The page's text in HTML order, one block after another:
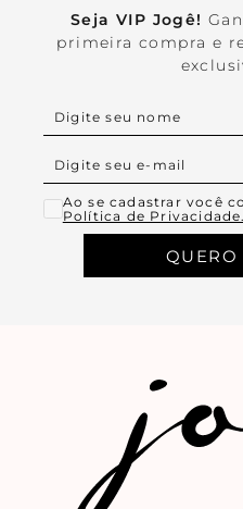
Seja VIP Jogê!
primeira compra e
Ao se cadastrar você
Política de Privacidade.
QUERO